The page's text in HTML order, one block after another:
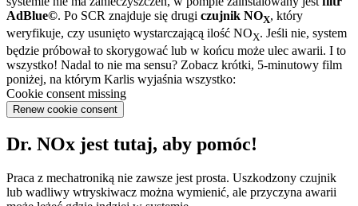
AdBlue©. Po SCR znajduje się drugi czujnik NOX, który
weryfikuje, czy usunięto wystarczającą ilość NOX. Jeśli nie, system
będzie próbował to skorygować lub w końcu może ulec awarii. I to
wszystko! Nadal to nie ma sensu? Zobacz krótki, 5-minutowy film
poniżej, na którym Karlis wyjaśnia wszystko:
Cookie consent missing
Renew cookie consent
Dr. NOx jest tutaj, aby pomóc!
Praca z mechatroniką nie zawsze jest prosta. Uszkodzony czujnik
lub wadliwy wtryskiwacz można wymienić, ale przyczyna awarii